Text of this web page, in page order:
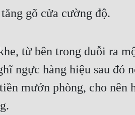
gõ cửa cường độ.
từ bên trong duỗi ra
ngực hàng hiệu sau
mướn phòng, cho nên